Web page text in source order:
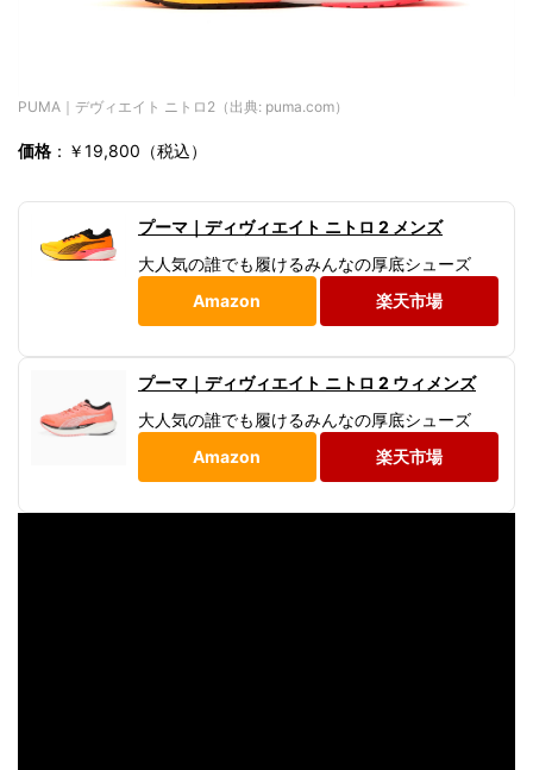
PUMA｜デヴィエイト ニトロ2（出典: puma.com）
価格 ：￥19,800（税込）
プーマ｜ディヴィエイト ニトロ 2 メンズ
大人気の誰でも履けるみんなの厚底シューズ
Amazon
楽天市場
プーマ｜ディヴィエイト ニトロ 2 ウィメンズ
大人気の誰でも履けるみんなの厚底シューズ
Amazon
楽天市場